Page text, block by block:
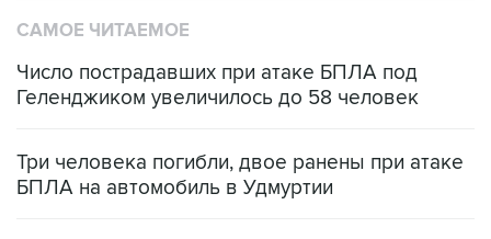
САМОЕ ЧИТАЕМОЕ
Число пострадавших при атаке БПЛА под
Геленджиком увеличилось до 58 человек
Три человека погибли, двое ранены при атаке
БПЛА на автомобиль в Удмуртии